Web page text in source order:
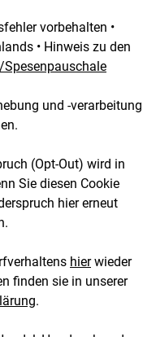
vorbehalten •
• Hinweis zu den
und -verarbeitung
(Opt-Out) wird in
Sie diesen Cookie
hier erneut
hierwieder
finden sie in unserer
.